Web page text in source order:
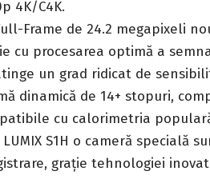
4K/C4K.
Frame de 24.2 megapixeli
cu procesarea optimă a
un grad ridicat de
dinamică de 14+ stopuri,
cu calorimetria
S1H o cameră
grație tehnologiei